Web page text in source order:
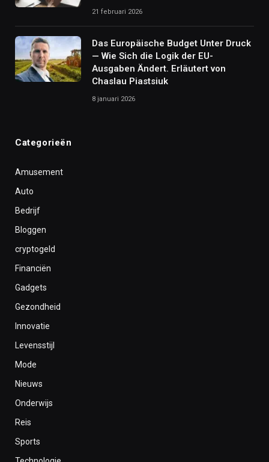
21 februari 2026
Das Europäische Budget Unter Druck
— Wie Sich die Logik der EU-
Ausgaben Ändert. Erläutert von
Chaslau Piastsiuk
8 januari 2026
Categorieën
Amusement
Auto
Bedrijf
Bloggen
cryptogeld
Financiën
Gadgets
Gezondheid
Innovatie
Levensstijl
Mode
Nieuws
Onderwijs
Reis
Sports